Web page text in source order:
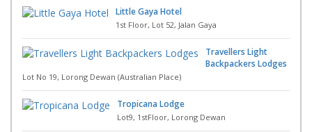
Little Gaya Hotel
1st Floor, Lot 52, Jalan Gaya
Travellers Light
Backpackers Lodges
Lot No 19, Lorong Dewan (Australian Place)
Tropicana Lodge
Lot9, 1stFloor, Lorong Dewan